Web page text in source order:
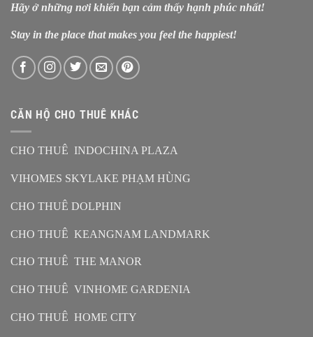
Hãy ở những nơi khiến bạn cảm thấy hạnh phúc nhất!
Stay in the place that makes you feel the happiest!
CĂN HỘ CHO THUÊ KHÁC
CHO THUÊ INDOCHINA PLAZA
VIHOMES SKYLAKE PHẠM HÙNG
CHO THUÊ DOLPHIN
CHO THUÊ KEANGNAM LANDMARK
CHO THUÊ THE MANOR
CHO THUÊ VINHOME GARDENIA
CHO THUÊ HOME CITY